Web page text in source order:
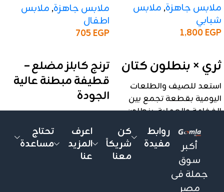
ملابس جاهزة, ملابس
شبابي
1,800EGP
ثري × بنطلون كتان
استعد للصيف والطلعات
اليومية بقطعة تجمع بين
الفخامة والعملية. بنطلون
هو الخيار الأمثل لمن يبحث
عن مظهر أنيق وإحساس
بالخفة طوال اليوم. القماش
معالج ليمنحك التهوية
المطلوبة في الأجواء الحارة
ملابس جاهزة, ملابس
اطفال
705EGP
ترنج كابلز مضلع –
قطيفة مبطنة عالية
الجودة
موديل عملي وناعم، بخامة
قطيفة مضلع مبطنة،
مناسب للأطفال من 4 لـ 10
كيلو ✨
أكبر
سوق
جملة فى
مصر
روابط
مفيدة
كن
شريكاً
معنا
اعرف
المزيد
عنا
تحتاج
مساعدة